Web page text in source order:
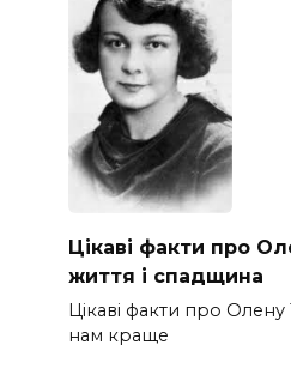
Цікаві факти про
життя і спадщина
Цікаві факти про Олену
нам краще